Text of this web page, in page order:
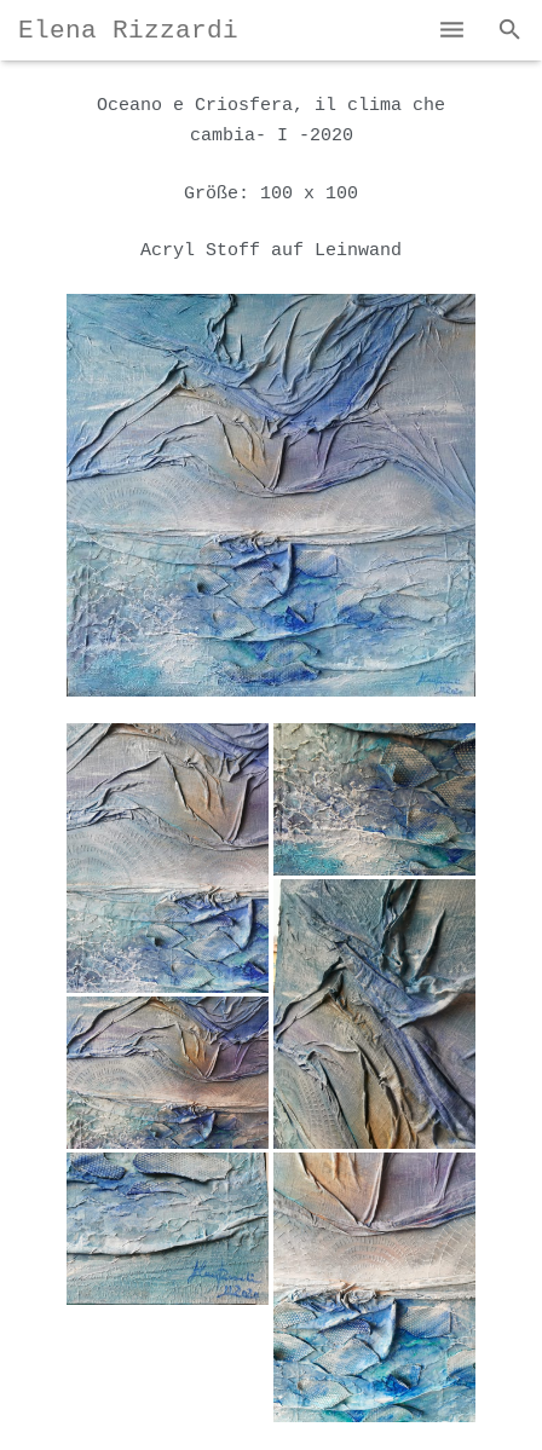
Elena Rizzardi
Bio und Karriere
Oceano e Criosfera, il clima che
cambia- I -2020
Größe: 100 x 100
Acryl Stoff auf Leinwand